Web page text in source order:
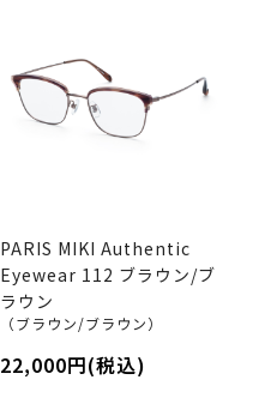
PARIS MIKI Authentic
Eyewear 112 ブラウン/ブ
ラウン
（ブラウン/ブラウン）
22,000円(税込)